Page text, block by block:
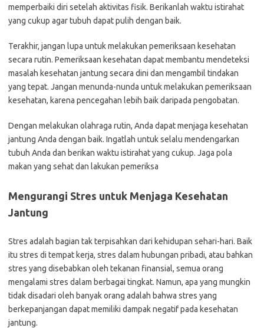
memperbaiki diri setelah aktivitas fisik. Berikanlah waktu istirahat
yang cukup agar tubuh dapat pulih dengan baik.
Terakhir, jangan lupa untuk melakukan pemeriksaan kesehatan
secara rutin. Pemeriksaan kesehatan dapat membantu mendeteksi
masalah kesehatan jantung secara dini dan mengambil tindakan
yang tepat. Jangan menunda-nunda untuk melakukan pemeriksaan
kesehatan, karena pencegahan lebih baik daripada pengobatan.
Dengan melakukan olahraga rutin, Anda dapat menjaga kesehatan
jantung Anda dengan baik. Ingatlah untuk selalu mendengarkan
tubuh Anda dan berikan waktu istirahat yang cukup. Jaga pola
makan yang sehat dan lakukan pemeriksa
Mengurangi Stres untuk Menjaga Kesehatan
Jantung
Stres adalah bagian tak terpisahkan dari kehidupan sehari-hari. Baik
itu stres di tempat kerja, stres dalam hubungan pribadi, atau bahkan
stres yang disebabkan oleh tekanan finansial, semua orang
mengalami stres dalam berbagai tingkat. Namun, apa yang mungkin
tidak disadari oleh banyak orang adalah bahwa stres yang
berkepanjangan dapat memiliki dampak negatif pada kesehatan
jantung.